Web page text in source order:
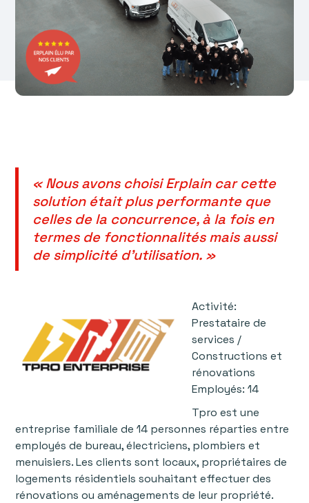
« Nous avons choisi Erplain car cette
solution était plus performante que
celles de la concurrence, à la fois en
termes de fonctionnalités mais aussi
de simplicité d'utilisation. »
Activité:
Prestataire de
services /
Constructions et
rénovations
Employés: 14
Tpro est une
entreprise familiale de 14 personnes réparties entre
employés de bureau, électriciens, plombiers et
menuisiers. Les clients sont locaux, propriétaires de
logements résidentiels souhaitant effectuer des
rénovations ou aménagements de leur propriété.